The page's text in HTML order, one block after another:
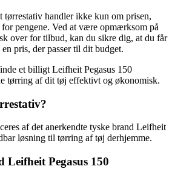
handler ikke kun om prisen,
pengene. Ved at være opmærksom på
over for tilbud, kan du sikre dig, at du får
pris, der passer til dit budget.
et billigt Leifheit Pegasus 150
tørring af dit tøj effektivt og økonomisk.
af det anerkendte tyske brand Leifheit
løsning til tørring af tøj derhjemme.
Leifheit Pegasus 150